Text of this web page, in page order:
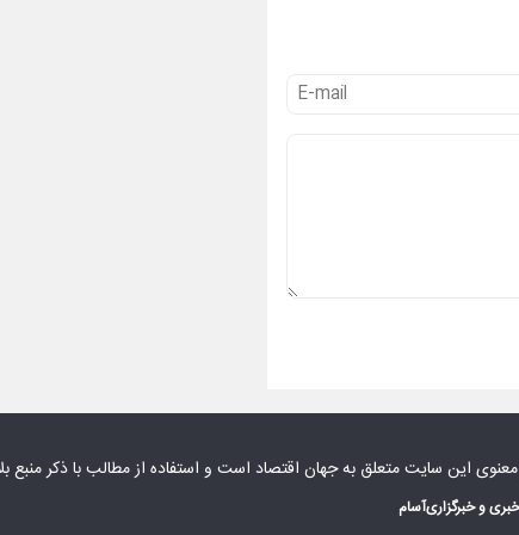
این سایت متعلق بهجهان اقتصاد است و استفاده از مطالب با ذکر منبع
و خبرگزاریآسام